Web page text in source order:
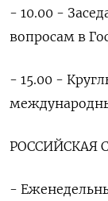
- 10.00 -
вопросам в
- 15.00 -
РОССИЙСКАЯ
-